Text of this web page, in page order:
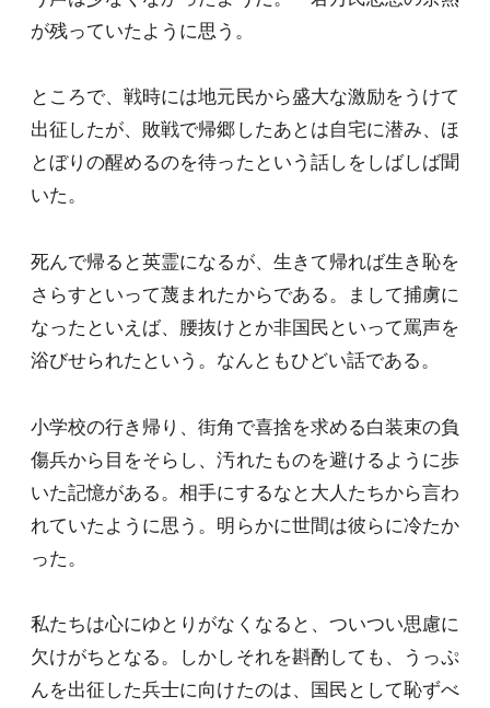
が残っていたように思う。
ところで、戦時には地元民から盛大な激励をうけて
出征したが、敗戦で帰郷したあとは自宅に潜み、ほ
とぼりの醒めるのを待ったという話しをしばしば聞
いた。
死んで帰ると英霊になるが、生きて帰れば生き恥を
さらすといって蔑まれたからである。まして捕虜に
なったといえば、腰抜けとか非国民といって罵声を
浴びせられたという。なんともひどい話である。
小学校の行き帰り、街角で喜捨を求める白装束の負
傷兵から目をそらし、汚れたものを避けるように歩
いた記憶がある。相手にするなと大人たちから言わ
れていたように思う。明らかに世間は彼らに冷たか
った。
私たちは心にゆとりがなくなると、ついつい思慮に
欠けがちとなる。しかしそれを斟酌しても、うっぷ
んを出征した兵士に向けたのは、国民として恥ずべ